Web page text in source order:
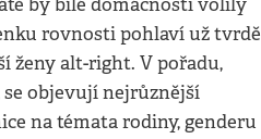
by bílé domácnosti volily
rovnosti pohlaví už tvrdě
ženy alt-right. V pořadu,
objevují nejrůznější
na témata rodiny, genderu